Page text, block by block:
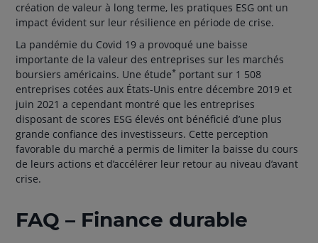
création de valeur à long terme, les pratiques ESG ont un
impact évident sur leur résilience en période de crise.
La pandémie du Covid 19 a provoqué une baisse
importante de la valeur des entreprises sur les marchés
boursiers américains. Une étude* portant sur 1 508
entreprises cotées aux États-Unis entre décembre 2019 et
juin 2021 a cependant montré que les entreprises
disposant de scores ESG élevés ont bénéficié d’une plus
grande confiance des investisseurs. Cette perception
favorable du marché a permis de limiter la baisse du cours
de leurs actions et d’accélérer leur retour au niveau d’avant
crise.
FAQ – Finance durable